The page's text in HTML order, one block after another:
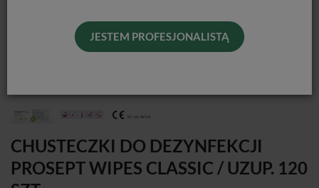
JESTEM PROFESJONALISTĄ
CHUSTECZKI DO DEZYNFEKCJI
PROSEPT WIPES CLASSIC / UZUP. 120